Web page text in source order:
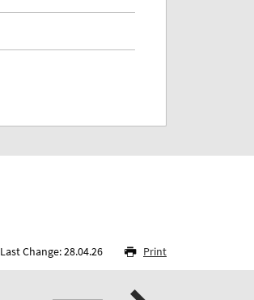
Last Change: 28.04.26 Print